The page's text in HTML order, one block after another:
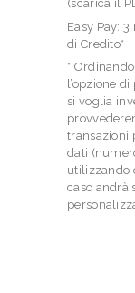
(scarica il
Easy Pay:
di Credito*
*
l’opzione
si voglia
transazioni
dati
utilizzando
caso andrà